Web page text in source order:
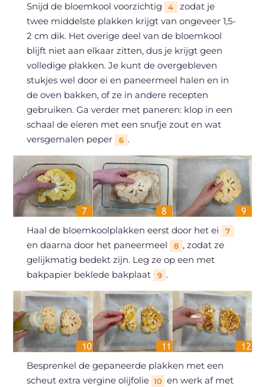
Snijd de bloemkool voorzichtig 4
zodat je
twee middelste plakken krijgt van ongeveer 1,5-
2 cm dik. Het overige deel van de bloemkool
blijft niet aan elkaar zitten, dus je krijgt geen
volledige plakken. Je kunt de overgebleven
stukjes wel door ei en paneermeel halen en in
de oven bakken, of ze in andere recepten
gebruiken. Ga verder met paneren: klop in een
schaal de eieren met een snufje zout en wat
versgemalen peper
6 .
Haal de bloemkoolplakken eerst door het ei 7
en daarna door het paneermeel 8 , zodat ze
gelijkmatig bedekt zijn. Leg ze op een met
bakpapier beklede bakplaat
9 .
Besprenkel de gepaneerde plakken met een
scheut extra vergine olijfolie 10 en werk af met